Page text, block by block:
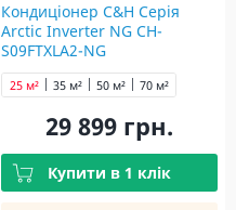
Кондиціонер C&H Серія
Arctic Inverter NG CH-
S09FTXLA2-NG
25 м² 35 м² 50 м² 70 м²
29 899 грн.
Купити в 1 клік